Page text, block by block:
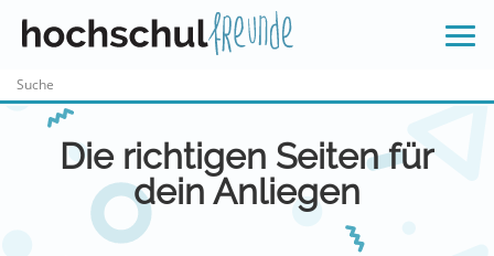
Die richtigen Seiten für
dein Anliegen